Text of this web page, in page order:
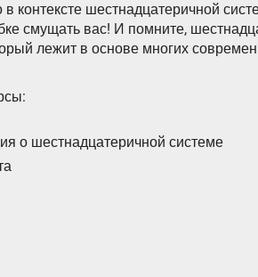
в контексте шестнадцатеричной
смущать вас! И помните,
лежит в основе многих
о шестнадцатеричной системе